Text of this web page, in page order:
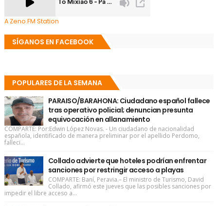
A Zeno.FM Station
SÍGANOS EN FACEBOOK
POPULARES DE LA SEMANA
PARAISO/BARAHONA: Ciudadano español fallece
tras operativo policial; denuncian presunta
equivocación en allanamiento
COMPARTE: Por:Edwin López Novas. - Un ciudadano de nacionalidad
española, identificado de manera preliminar por el apellido Perdomo,
falleci...
Collado advierte que hoteles podrían enfrentar
sanciones por restringir acceso a playas
COMPARTE: Baní, Peravia.– El ministro de Turismo, David
Collado, afirmó este jueves que las posibles sanciones por
impedir el libre acceso a...